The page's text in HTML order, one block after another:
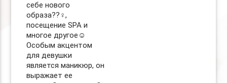
себе нового
образа??‍♀️,
посещение SPA и
многое другое☺️
Особым акцентом
для девушки
является маникюр, он
выражает ее